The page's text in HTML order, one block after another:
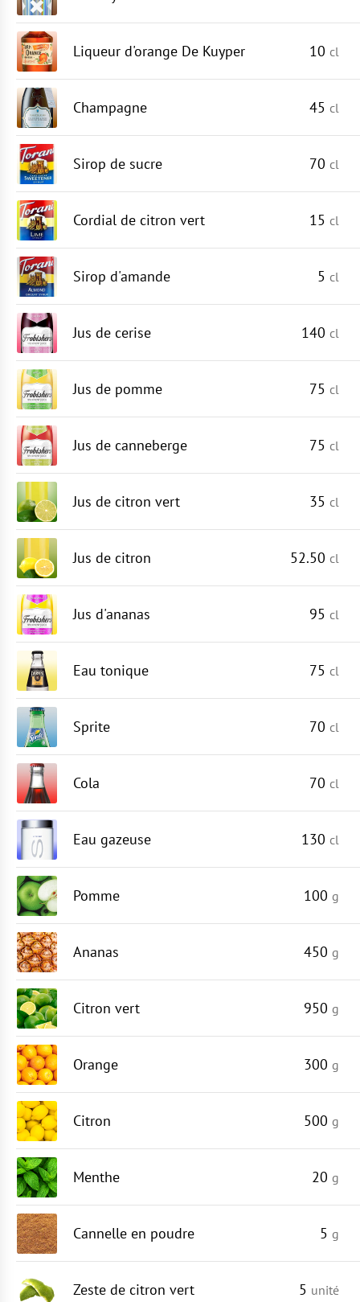
Liqueur d'orange De Kuyper 10 cl
Champagne 45 cl
Sirop de sucre 70 cl
Cordial de citron vert 15 cl
Sirop d'amande 5 cl
Jus de cerise 140 cl
Jus de pomme 75 cl
Jus de canneberge 75 cl
Jus de citron vert 35 cl
Jus de citron 52.50 cl
Jus d'ananas 95 cl
Eau tonique 75 cl
Sprite 70 cl
Cola 70 cl
Eau gazeuse 130 cl
Pomme 100 g
Ananas 450 g
Citron vert 950 g
Orange 300 g
Citron 500 g
Menthe 20 g
Cannelle en poudre 5 g
Zeste de citron vert 5 unité